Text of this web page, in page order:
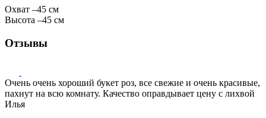
Охват –45 см
Высота –45 см
Отзывы
Очень очень хороший букет роз, все свежие и очень красивые,
пахнут на всю комнату. Качество оправдывает цену с лихвой
Илья